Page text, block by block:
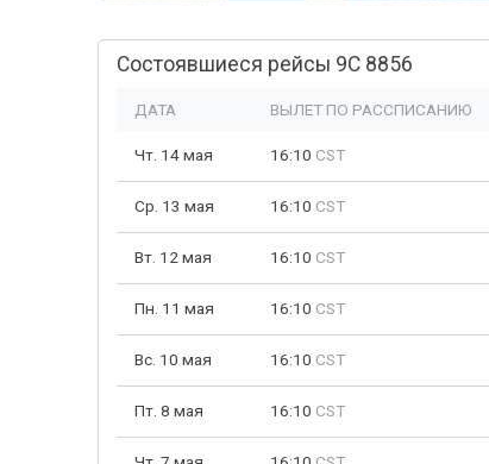
Состоявшиеся рейсы 9C 8856
ДАТА ВЫЛЕТ ПО РАССПИСАНИЮ
Чт. 14 мая 16:10 CST
Ср. 13 мая 16:10 CST
Вт. 12 мая 16:10 CST
Пн. 11 мая 16:10 CST
Вс. 10 мая 16:10 CST
Пт. 8 мая 16:10 CST